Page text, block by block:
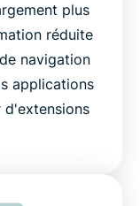
plus
réduite
navigation
applications
d'extensions